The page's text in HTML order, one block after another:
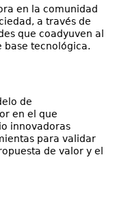
en la comunidad
a través de
que coadyuven al
base tecnológica.
de
en el que
innovadoras
para validar
de valor y el